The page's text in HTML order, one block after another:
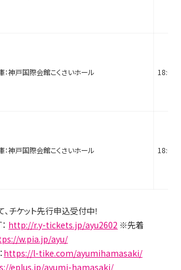
：神戸国際会館こくさいホール 18:00
：神戸国際会館こくさいホール 18:00
チケット先行申込受付中！
http://r.y-tickets.jp/ayu2602 ※先着
w.pia.jp/ayu/
https://l-tike.com/ayumihamasaki/
eplus.jp/ayumi-hamasaki/